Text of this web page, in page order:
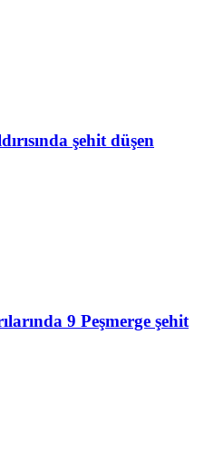
şehit düşen
9 Peşmerge şehit